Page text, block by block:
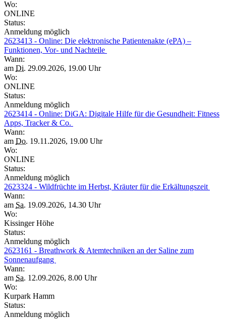
Wo:
ONLINE
Status:
Anmeldung möglich
2623413 - Online: Die elektronische Patientenakte (ePA) –
Funktionen, Vor- und Nachteile
Wann:
am Di. 29.09.2026, 19.00 Uhr
Wo:
ONLINE
Status:
Anmeldung möglich
2623414 - Online: DiGA: Digitale Hilfe für die Gesundheit: Fitness
Apps, Tracker & Co.
Wann:
am Do. 19.11.2026, 19.00 Uhr
Wo:
ONLINE
Status:
Anmeldung möglich
2623324 - Wildfrüchte im Herbst, Kräuter für die Erkältungszeit
Wann:
am Sa. 19.09.2026, 14.30 Uhr
Wo:
Kissinger Höhe
Status:
Anmeldung möglich
2623161 - Breathwork & Atemtechniken an der Saline zum
Sonnenaufgang
Wann:
am Sa. 12.09.2026, 8.00 Uhr
Wo:
Kurpark Hamm
Status:
Anmeldung möglich